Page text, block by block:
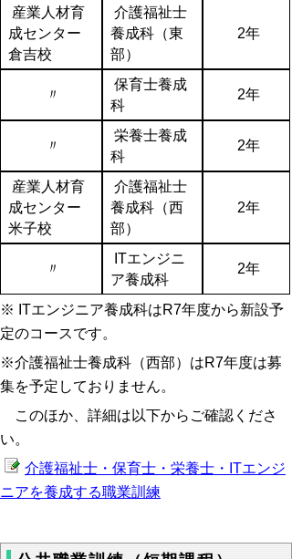
産業人材育
成センター
倉吉校
介護福祉士
養成科（東
部）
2年
〃
保育士養成
科
2年
〃
栄養士養成
科
2年
産業人材育
成センター
米子校
介護福祉士
養成科（西
部）
2年
〃
ITエンジニ
ア養成科
2年
※ ITエンジニア養成科はR7年度から新設予
定のコースです。
※介護福祉士養成科（西部）はR7年度は募
集を予定しておりません。
このほか、詳細は以下からご確認くださ
い。
介護福祉士・保育士・栄養士・ITエンジ
ニアを養成する職業訓練